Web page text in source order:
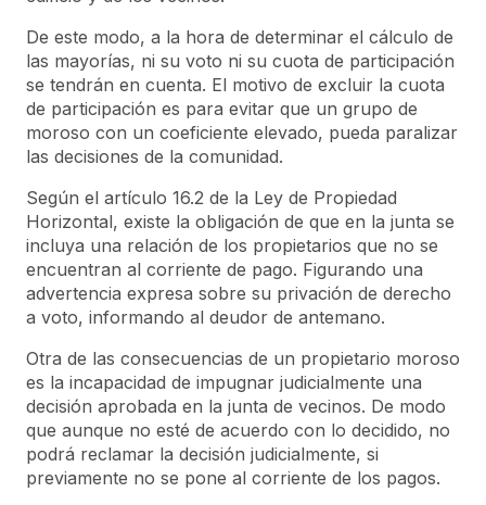
De este modo, a la hora de determinar el cálculo de
las mayorías, ni su voto ni su cuota de participación
se tendrán en cuenta. El motivo de excluir la cuota
de participación es para evitar que un grupo de
moroso con un coeficiente elevado, pueda paralizar
las decisiones de la comunidad.
Según el artículo 16.2 de la Ley de Propiedad
Horizontal, existe la obligación de que en la junta se
incluya una relación de los propietarios que no se
encuentran al corriente de pago. Figurando una
advertencia expresa sobre su privación de derecho
a voto, informando al deudor de antemano.
Otra de las consecuencias de un propietario moroso
es la incapacidad de impugnar judicialmente una
decisión aprobada en la junta de vecinos. De modo
que aunque no esté de acuerdo con lo decidido, no
podrá reclamar la decisión judicialmente, si
previamente no se pone al corriente de los pagos.